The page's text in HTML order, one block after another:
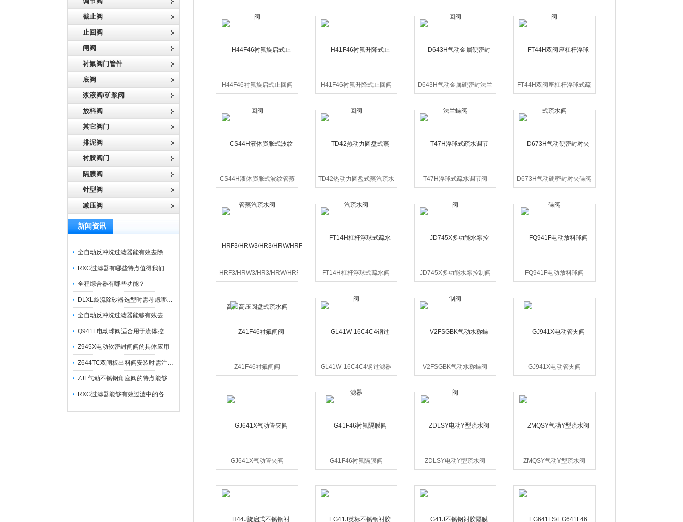
截止阀
止回阀
闸阀
衬氟阀门管件
底阀
浆液阀/矿浆阀
放料阀
其它阀门
排泥阀
衬胶阀门
隔膜阀
针型阀
减压阀
新闻资讯
全自动反冲洗过滤器能有效去除过滤介质上的杂质
RXG过滤器有哪些特点值得我们选择？
全程综合器有哪些功能？
DLXL旋流除砂器选型时需考虑哪些因素？
全自动反冲洗过滤器能够有效去除不同粒径的固体杂
Q941F电动球阀适合用于流体控制需要迅速反应的场合
Z945X电动软密封闸阀的具体应用
Z644TC双闸板出料阀安装时需注意哪些事项？
ZJF气动不锈钢角座阀的特点能够稳定地控制介质流量
RXG过滤器能够有效过滤中的各种杂质
H44F46衬氟旋启式止回阀 H41F46衬氟升降式止回阀
D643H气动金属硬密封法兰
蝶阀
FT44H双阀座杠杆浮球式疏
水阀
CS44H液体膨胀式波纹管蒸
汽疏水阀
TD42热动力圆盘式蒸汽疏水
阀
T47H浮球式疏水调节阀 D673H气动硬密封对夹碟阀
HRF3/HRW3/HR3/HRW/HRF
高温高压圆盘式疏水阀
FT14H杠杆浮球式疏水阀 JD745X多功能水泵控制阀 FQ941F电动放料球阀
Z41F46衬氟闸阀 GL41W-16C4C4钢过滤器 V2FSGBK气动水称蝶阀 GJ941X电动管夹阀
GJ641X气动管夹阀 G41F46衬氟隔膜阀 ZDLSY电动Y型疏水阀 ZMQSY气动Y型疏水阀